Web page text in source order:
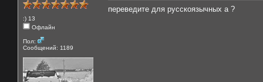
:) 13
Офлайн
Пол:
Сообщений: 1189
переведите для русскоязычных а ?